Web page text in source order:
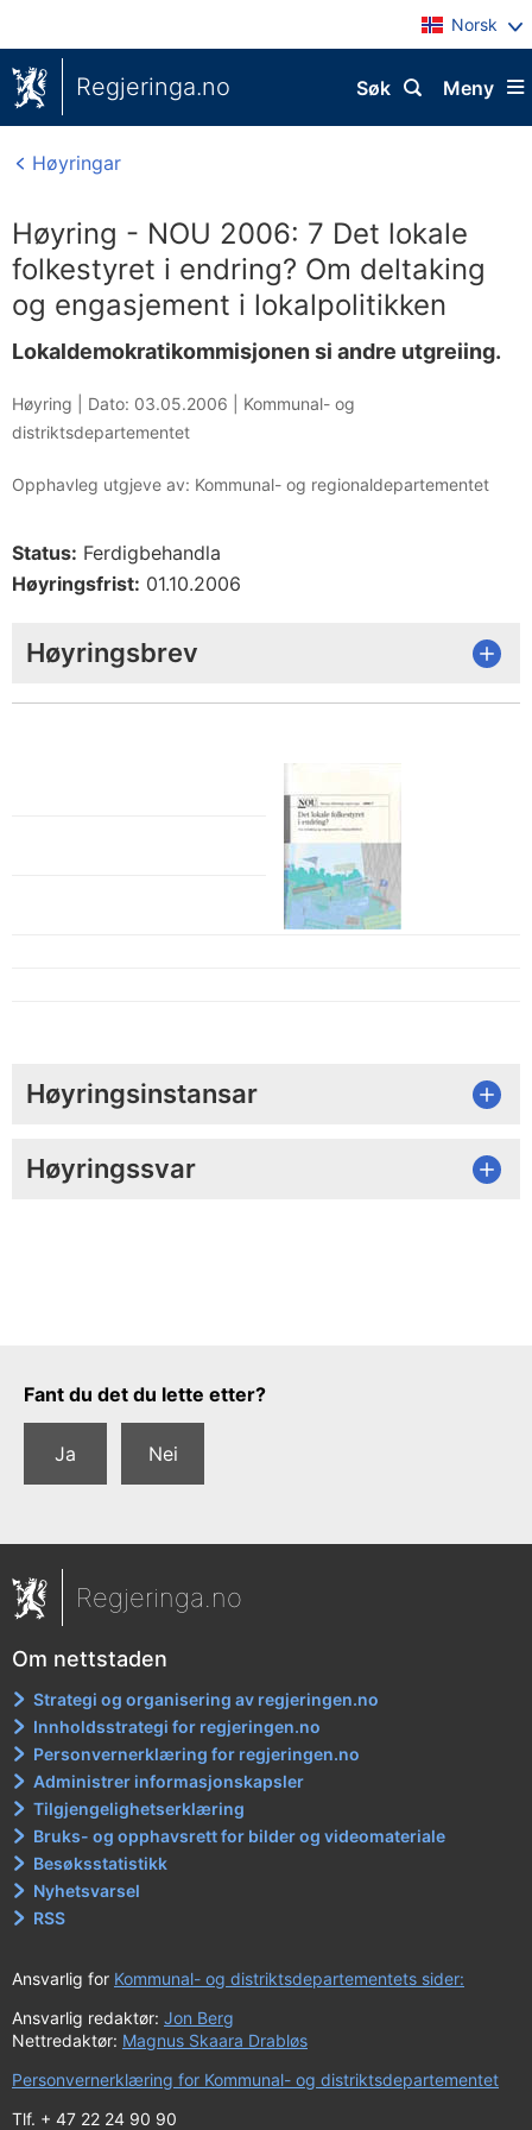
Norsk
Regjeringa.no Meny
Søk
Høyringar
Høyring - NOU 2006: 7 Det lokale
folkestyret i endring? Om deltaking
og engasjement i lokalpolitikken
Lokaldemokratikommisjonen si andre utgreiing.
Høyring | Dato: 03.05.2006
Kommunal- og
distriktsdepartementet
Opphavleg utgjeve av: Kommunal- og regionaldepartementet
Status: Ferdigbehandla
Høyringsfrist: 01.10.2006
Høyringsbrev
Høyringsinstansar
Høyringssvar
Tilbakemeldingsskjema
Fant du det du lette etter?
Ja Nei
Regjeringa.no
Om nettstaden
Strategi og organisering av regjeringen.no
Innholdsstrategi for regjeringen.no
Personvernerklæring for regjeringen.no
Administrer informasjonskapsler
Tilgjengelighetserklæring
Bruks- og opphavsrett for bilder og videomateriale
Besøksstatistikk
Nyhetsvarsel
RSS
Ansvarlig for Kommunal- og distriktsdepartementets sider:
Ansvarlig redaktør: Jon Berg
Nettredaktør: Magnus Skaara Drabløs
Personvernerklæring for Kommunal- og distriktsdepartementet
Tlf. + 47 22 24 90 90